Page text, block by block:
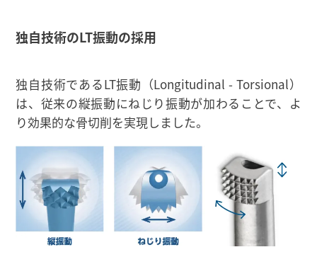
独自技術のLT振動の採用
独自技術であるLT振動（Longitudinal - Torsional）
は、従来の縦振動にねじり振動が加わることで、よ
り効果的な骨切削を実現しました。